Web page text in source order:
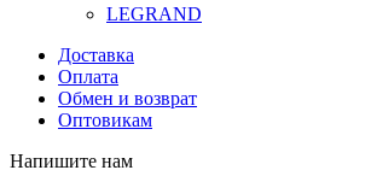
LEGRAND
Доставка
Оплата
Обмен и возврат
Оптовикам
Напишите нам